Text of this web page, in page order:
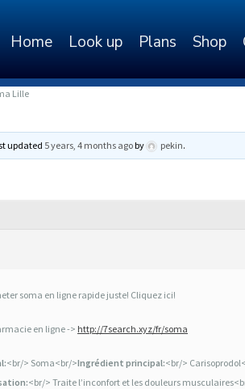
Home Look up Plans Shop
Lille
updated 5 years, 4 months agoby pekin.
soma en ligne rapide juste! Cliquez ici!
en ligne -> http://7search.xyz/fr/soma
<br/> Soma<br/>Ingrédient principal:<br/>
<br/> Traite l’inconfort et les douleurs